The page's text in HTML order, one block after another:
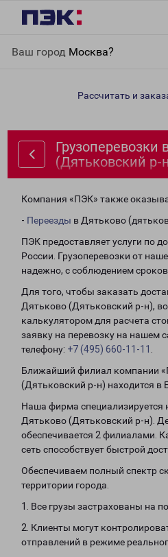
Ваш город Москва?
(Дятьковский р-н)
Рассчитать и
Грузоперевозки
(Дятьковский р-
Компания «ПЭК» также
- Переезды в Дятьково
ПЭК предоставляет услуги по
России. Грузоперевозки от
надежно, с соблюдением
Для того, чтобы заказать
Дятьково (Дятьковский р-н),
калькулятором для расчета
заявку на перевозку на нашем
телефону: +7 (495) 660-11-11
Ближайший филиал компании
(Дятьковский р-н) находится в
Наша фирма специализируется
Дятьково (Дятьковский р-н).
обеспечивается 2 филиалами.
сеть способствует быстрой
Обеспечиваем полный спектр
территории города.
1. Все грузы застрахованы на
2. Клиенты могут
отправлений в режиме